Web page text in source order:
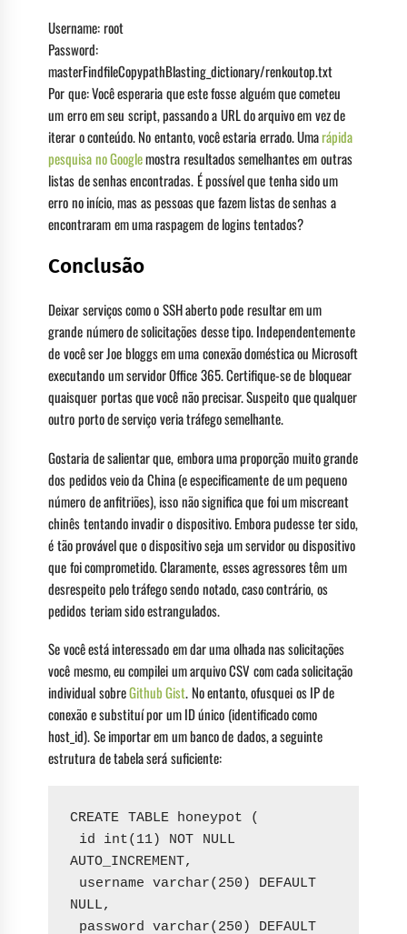
Username: root
Password:
masterFindfileCopypathBlasting_dictionary/renkoutop.txt
Por que: Você esperaria que este fosse alguém que cometeu
um erro em seu script, passando a URL do arquivo em vez de
iterar o conteúdo. No entanto, você estaria errado. Umarápida
pesquisa no Googlemostra resultados semelhantes em outras
listas de senhas encontradas. É possível que tenha sido um
erro no início, mas as pessoas que fazem listas de senhas a
encontraram em uma raspagem de logins tentados?
Conclusão
Deixar serviços como o SSH aberto pode resultar em um
grande número de solicitações desse tipo. Independentemente
de você ser Joe bloggs em uma conexão doméstica ou Microsoft
executando um servidor Office 365. Certifique-se de bloquear
quaisquer portas que você não precisar. Suspeito que qualquer
outro porto de serviço veria tráfego semelhante.
Gostaria de salientar que, embora uma proporção muito grande
dos pedidos veio da China (e especificamente de um pequeno
número de anfitriões), isso não significa que foi um miscreant
chinês tentando invadir o dispositivo. Embora pudesse ter sido,
é tão provável que o dispositivo seja um servidor ou dispositivo
que foi comprometido. Claramente, esses agressores têm um
desrespeito pelo tráfego sendo notado, caso contrário, os
pedidos teriam sido estrangulados.
Se você está interessado em dar uma olhada nas solicitações
você mesmo, eu compilei um arquivo CSV com cada solicitação
individual sobreGithub Gist. No entanto, ofusquei os IP de
conexão e substituí por um ID único (identificado como
host_id). Se importar em um banco de dados, a seguinte
estrutura de tabela será suficiente:
CREATE TABLE honeypot (
AUTO_INCREMENT,
NULL,